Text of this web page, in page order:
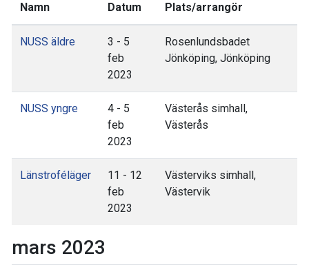
Namn Datum Plats/arrangör
NUSS äldre
3 - 5
feb
2023
Rosenlundsbadet
Jönköping, Jönköping
NUSS yngre
4 - 5
feb
2023
Västerås simhall,
Västerås
Länstroféläger
11 - 12
feb
2023
Västerviks simhall,
Västervik
mars 2023